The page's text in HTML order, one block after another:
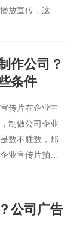
放宣传，这些
购决策，即使
大家还是会在
优先想起它，
拍摄的作用所
作公司？
条件
传片在企业中
制做公司企业
数不胜数，那
业宣传片拍摄
小编为您说说
合适的企业宣
公司广告